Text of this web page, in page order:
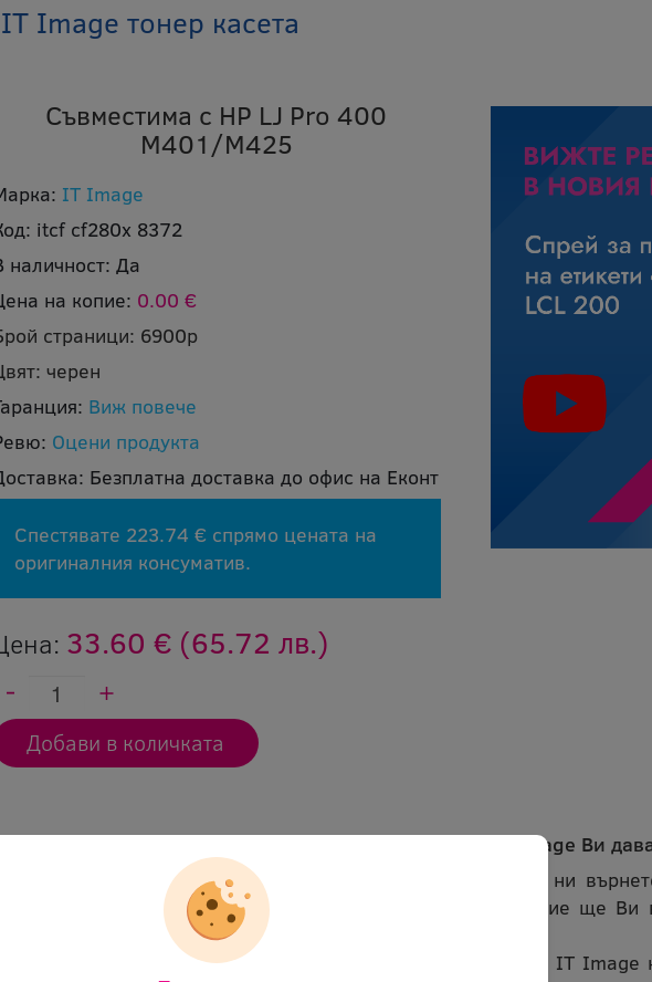
Image тонер касета
Съвместима с HP LJ Pro 400
M401/M425
IT Image
itcf cf280x 8372
наличност: Да
на копие: 0.00 €
страници: 6900p
черен
Виж повече
Оцени продукта
Безплатна доставка до офис на Еконт
Спестявате 223.74 € спрямо цената на
оригиналния консуматив.
33.60 € (65.72 лв.)
Покупката на тонер касета IT Image Ви
В срок от 45 дни може да ни
каквато и да е причина и ние ще Ви
Гаранция, че тонер касетата IT